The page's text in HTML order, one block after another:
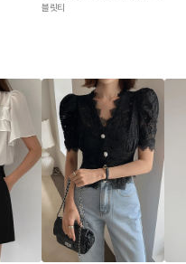
블릿티